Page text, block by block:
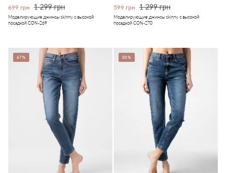
699 грн 1 299 грн
Моделирующие джинсы skinny с высокой
посадкой CON-269
599 грн 1 299 грн
Моделирующие джинсы skinny с высокой
посадкой CON-270
67% 50%